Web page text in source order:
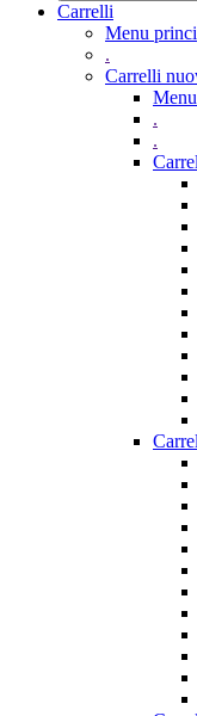
Carrelli
Menu
.
Carrelli
.
.